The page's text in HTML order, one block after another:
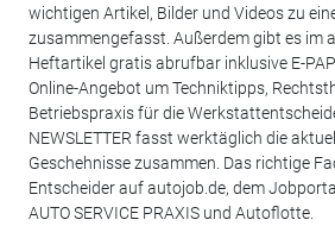
wichtigen Artikel, Bilder und Videos zu
zusammengefasst. Außerdem gibt es im
Heftartikel gratis abrufbar inklusive E-
Online-Angebot um Techniktipps,
Betriebspraxis für die
NEWSLETTER fasst werktäglich die
Geschehnisse zusammen. Das richtige
Entscheider auf autojob.de, dem
AUTO SERVICE PRAXIS und Autoflotte.